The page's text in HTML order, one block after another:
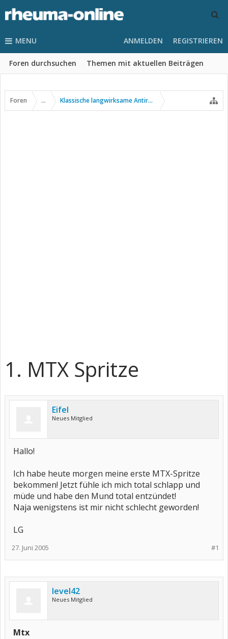
MENU
Foren durchsuchen Themen mit aktuellen Beiträgen
ANMELDEN REGISTRIEREN
Foren ... Klassische langwirksame Antirheumatika
1. MTX Spritze
Eifel
Neues Mitglied
Hallo!
Ich habe heute morgen meine erste MTX-Spritze
bekommen! Jetzt fühle ich mich total schlapp und
müde und habe den Mund total entzündet!
Naja wenigstens ist mir nicht schlecht geworden!
LG
#1
27. Juni 2005
level42
Neues Mitglied
Mtx